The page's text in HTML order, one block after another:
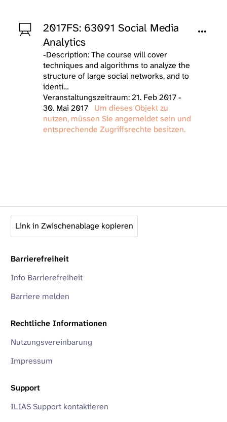
2017FS: 63091 Social Media
Analytics
-Description: The course will cover
techniques and algorithms to analyze the
structure of large social networks, and to
identi…
Veranstaltungszeitraum: 21. Feb 2017 -
30. Mai 2017
Um dieses Objekt zu
nutzen, müssen Sie angemeldet sein und
entsprechende Zugriffsrechte besitzen.
Link in Zwischenablage kopieren
Barrierefreiheit
Info Barrierefreiheit
Barriere melden
Rechtliche Informationen
Nutzungsvereinbarung
Impressum
Support
ILIAS Support kontaktieren